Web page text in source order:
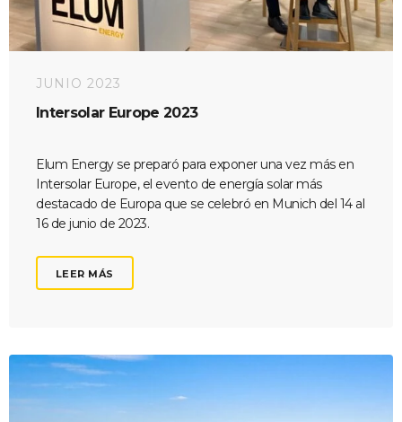
JUNIO 2023
Intersolar Europe 2023
Elum Energy se preparó para exponer una vez más en
Intersolar Europe, el evento de energía solar más
destacado de Europa que se celebró en Munich del 14 al
16 de junio de 2023.
LEER MÁS